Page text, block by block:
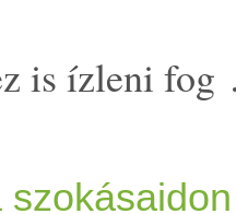
élet ben a szo
is ízleni